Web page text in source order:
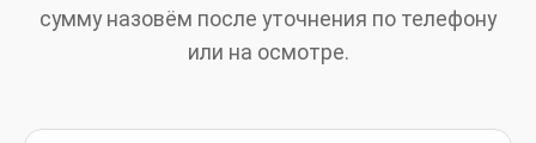
сумму назовём после уточнения по телефону
или на осмотре.